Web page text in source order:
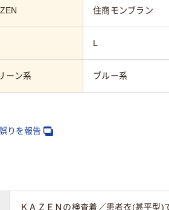
住商モンブラン
L
ーン系 ブルー系
りを報告
ＫＡＺＥＮの検査着／患者衣(甚平型)